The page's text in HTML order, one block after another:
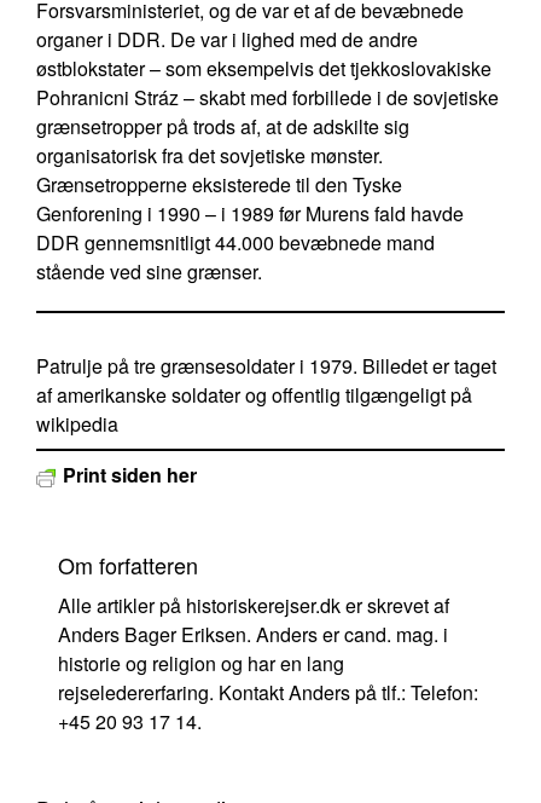
Forsvarsministeriet, og de var et af de bevæbnede
organer i DDR. De var i lighed med de andre
østblokstater – som eksempelvis det tjekkoslovakiske
Pohranicni Stráz – skabt med forbillede i de sovjetiske
grænsetropper på trods af, at de adskilte sig
organisatorisk fra det sovjetiske mønster.
Grænsetropperne eksisterede til den Tyske
Genforening i 1990 – i 1989 før Murens fald havde
DDR gennemsnitligt 44.000 bevæbnede mand
stående ved sine grænser.
Patrulje på tre grænsesoldater i 1979. Billedet er taget
af amerikanske soldater og offentlig tilgængeligt på
wikipedia
Print siden her
Om forfatteren
Alle artikler på historiskerejser.dk er skrevet af
Anders Bager Eriksen. Anders er cand. mag. i
historie og religion og har en lang
rejseledererfaring. Kontakt Anders på tlf.: Telefon:
+45 20 93 17 14.